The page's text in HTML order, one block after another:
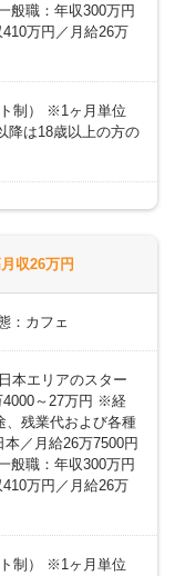
般職：年収300万円
万円／月給26万
制） ※1ヶ月単位
降は18歳以上の方の
収26万円
：カフェ
本エリアのスター
4000～27万円 ※経
残業代および各種
／月給26万7500円
般職：年収300万円
万円／月給26万
制） ※1ヶ月単位